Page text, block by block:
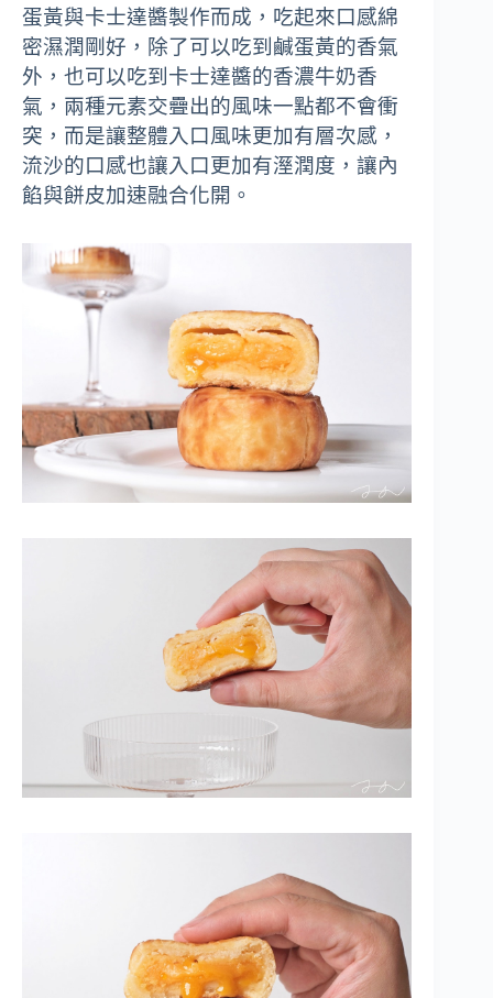
蛋黃與卡士達醬製作而成，吃起來口感綿
密濕潤剛好，除了可以吃到鹹蛋黃的香氣
外，也可以吃到卡士達醬的香濃牛奶香
氣，兩種元素交疊出的風味一點都不會衝
突，而是讓整體入口風味更加有層次感，
流沙的口感也讓入口更加有溼潤度，讓內
餡與餅皮加速融合化開。